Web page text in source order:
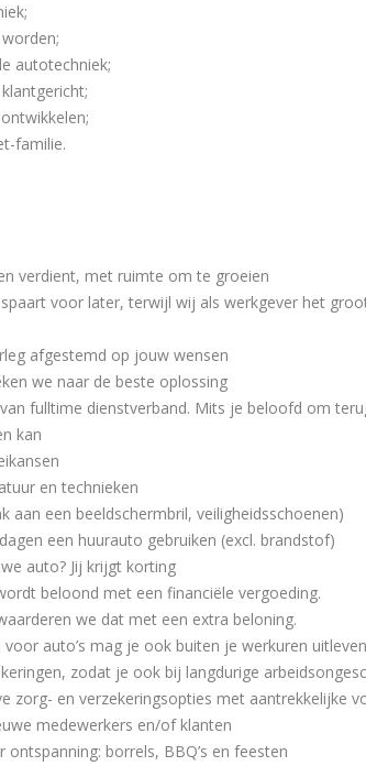
autotechniek;
familie.
verdient, met ruimte om te groeien
voor later, terwijl wij als werkgever het
afgestemd op jouw wensen
we naar de beste oplossing
fulltime dienstverband. Mits je beloofd om
kan
en technieken
aan een beeldschermbril, veiligheidsschoenen)
een huurauto gebruiken (excl. brandstof)
auto? Jij krijgt korting
beloond met een financiële vergoeding.
we dat met een extra beloning.
auto’s mag je ook buiten je werkuren
zodat je ook bij langdurige
zorg- en verzekeringsopties met aantrekkelijke
medewerkers en/of klanten
ontspanning: borrels, BBQ’s en feesten